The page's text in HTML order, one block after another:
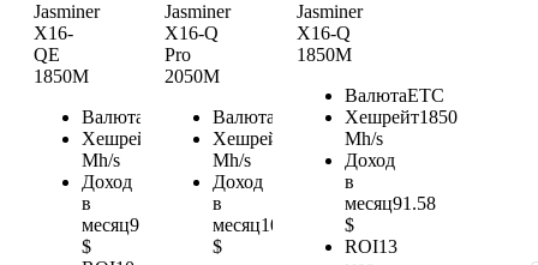
Jasminer
X16-
QE
1850M
Валюта
Хешрейт
1850
Mh/s
Доход
в
месяц91.58
$
Jasminer
X16-Q
Pro
2050M
Валюта
Хешрейт
Mh/s
Доход
в
месяц101.48
$
Jasminer
X16-Q
1850M
ВалютаETC
Хешрейт1850
Mh/s
Доход
в
месяц91.58
$
ROI13